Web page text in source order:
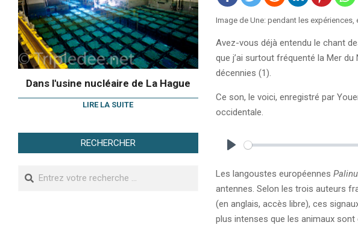
Image de Une: pendant les expériences,
Avez-vous déjà entendu le chant
que j’ai surtout fréquenté la Mer
décennies (1).
Ce son, le voici, enregistré par
occidentale.
Les langoustes européennes
antennes. Selon les trois auteurs
(en anglais, accès libre), ces
plus intenses que les animaux
Dans l'usine nucléaire de La Hague
LIRE LA SUITE
RECHERCHER